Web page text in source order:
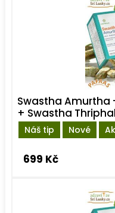
Náš tip Nové
Swastha
+ Swastha
699 Kč